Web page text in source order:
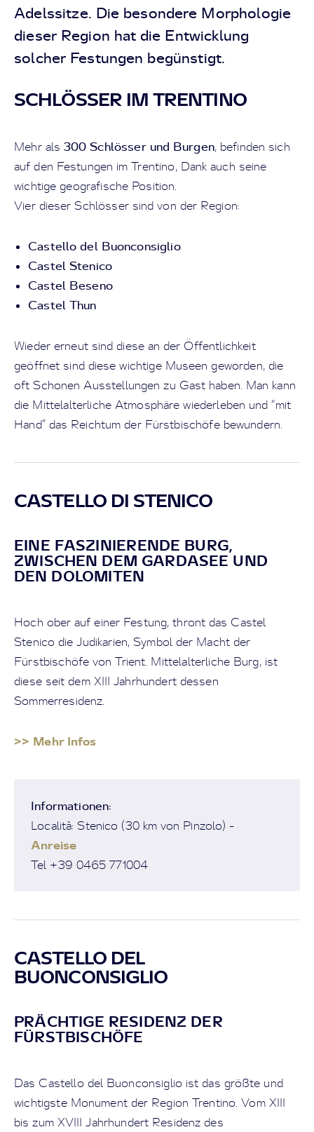
Adelssitze. Die besondere Morphologie
dieser Region hat die Entwicklung
solcher Festungen begünstigt.
SCHLÖSSER IM TRENTINO
Mehr als 300 Schlösser und Burgen, befinden sich
auf den Festungen im Trentino, Dank auch seine
wichtige geografische Position.
Vier dieser Schlösser sind von der Region:
Castello del Buonconsiglio
Castel Stenico
Castel Beseno
Castel Thun
Wieder erneut sind diese an der Öffentlichkeit
geöffnet sind diese wichtige Museen geworden, die
oft Schonen Ausstellungen zu Gast haben. Man kann
die Mittelalterliche Atmosphäre wiederleben und “mit
Hand” das Reichtum der Fürstbischöfe bewundern.
CASTELLO DI STENICO
EINE FASZINIERENDE BURG,
ZWISCHEN DEM GARDASEE UND
DEN DOLOMITEN
Hoch ober auf einer Festung, thront das Castel
Stenico die Judikarien, Symbol der Macht der
Fürstbischöfe von Trient. Mittelalterliche Burg, ist
diese seit dem XIII Jahrhundert dessen
Sommerresidenz.
>> Mehr Infos
Informationen:
Località: Stenico (30 km von Pinzolo) -
Anreise
Tel +39 0465 771004
CASTELLO DEL
BUONCONSIGLIO
PRÄCHTIGE RESIDENZ DER
FÜRSTBISCHÖFE
Das Castello del Buonconsiglio ist das größte und
wichtigste Monument der Region Trentino. Vom XIII
bis zum XVIII Jahrhundert Residenz des